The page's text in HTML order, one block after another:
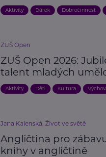
Aktivity Dárek Dobročinnost
ZUŠ Open
ZUŠ Open 2026:
talent mladých
Aktivity Děti Kultura
Jana Kalenská, Život ve světě
Angličtina pro
knihy v angličtině